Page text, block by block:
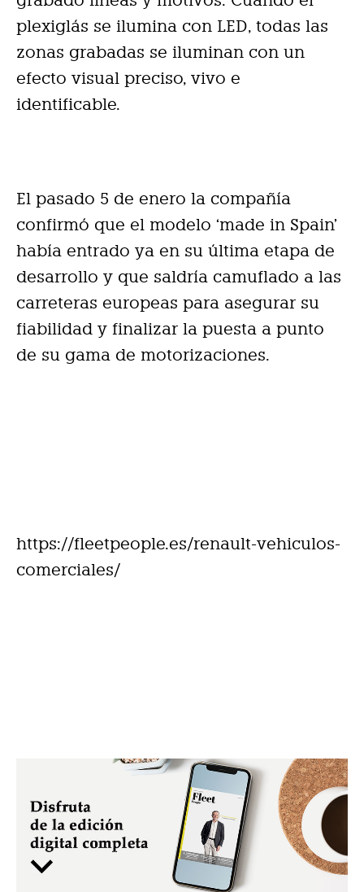
plexiglás se ilumina con LED, todas las
zonas grabadas se iluminan con un
efecto visual preciso, vivo e
identificable.
El pasado 5 de enero la compañía
confirmó que el modelo ‘made in Spain’
había entrado ya en su última etapa de
desarrollo y que saldría camuflado a las
carreteras europeas para asegurar su
fiabilidad y finalizar la puesta a punto
de su gama de motorizaciones.
https://fleetpeople.es/renault-vehiculos-
comerciales/